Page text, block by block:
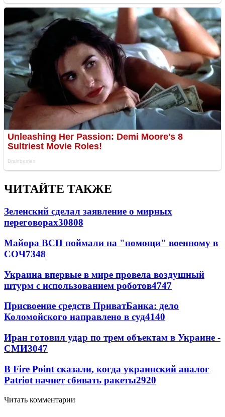
ЧИТАЙТЕ ТАКЖЕ
Зеленский сделал заявление о мирных
переговорах30808
Майора ВСП поймали на "помощи" военному в
СОЧ7348
Украина впервые в мире провела воздушный
штурм с использованием роботов4747
Присвоение средств ПриватБанка: дело
Коломойского направлено в суд4140
Иран готовил удар по трем объектам в Украине -
СМИ3047
В Fire Point сказали, когда украинский аналог
Patriot начнет сбивать ракеты2920
Читать комментарии